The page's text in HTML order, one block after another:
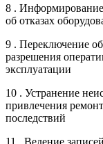
8 .
об отказах
9 . Переключение
разрешения
эксплуатации
10 . Устранение
привлечения
последствий
11 . Ведение